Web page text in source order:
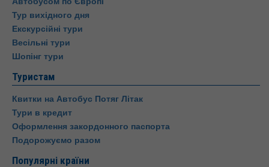
Тур вихідного дня
Екскурсійні тури
Весільні тури
Шопінг тури
Туристам
Квитки на Автобус Потяг Літак
Тури в кредит
Оформлення закордонного паспорта
Подорожуємо разом
Популярні країни